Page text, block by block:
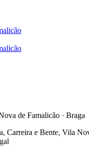
de Famalicão · Braga
Carreira e Bente, Vila